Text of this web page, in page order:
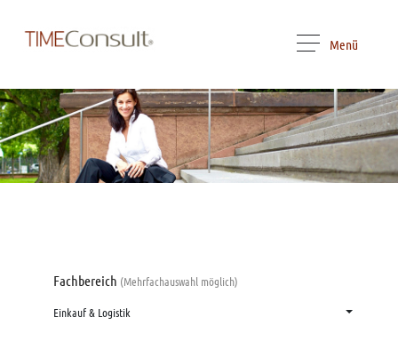
Menü
Fachbereich (Mehrfachauswahl möglich)
Einkauf & Logistik